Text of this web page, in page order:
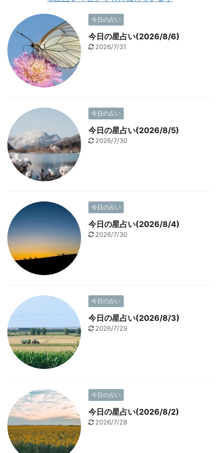
今日の占い
今日の星占い(2026/8/6)
2026/7/31
今日の占い
今日の星占い(2026/8/5)
2026/7/30
今日の占い
今日の星占い(2026/8/4)
2026/7/30
今日の占い
今日の星占い(2026/8/3)
2026/7/29
今日の占い
今日の星占い(2026/8/2)
2026/7/28